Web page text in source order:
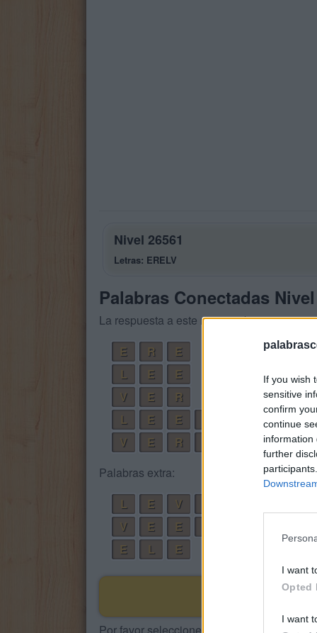
If you wish
sensitive
confirm
continue
information
further
I want
Opted
I want
Nivel 26561
Letras: ERELV
Palabras Conectadas
La respuesta a este rompecabezas es:
E
R
E
L
E
E
V
E
R
L
E E
V
E R
Palabras extra:
L
E V
V
E E
E
L E